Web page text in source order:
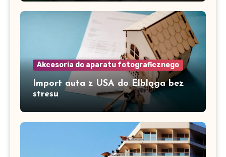
Akcesoria do aparatu fotograficznego
Import auta z USA do Elbląga bez
stresu